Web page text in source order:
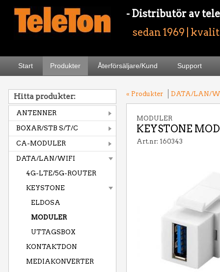
- Distributör av
sedan 1969 |
Start Produkter Återförsäljare/Kund Support
Hitta produkter:
ANTENNER
BOXAR/STB S/T/C
CA-MODULER
DATA/LAN/WIFI
4G-LTE/5G-ROUTER
KEYSTONE
ELDOSA
MODULER
UTTAGSBOX
KONTAKTDON
MEDIAKONVERTER
« Produkter DATA/LAN/
MODULER
KEYSTONE
Art.nr: 160343